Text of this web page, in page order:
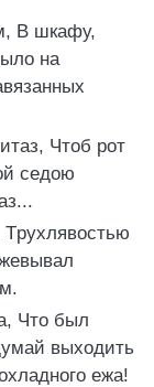
B шкафу,
на
Чтоб рот
седою
Что был
выходить
ежа!